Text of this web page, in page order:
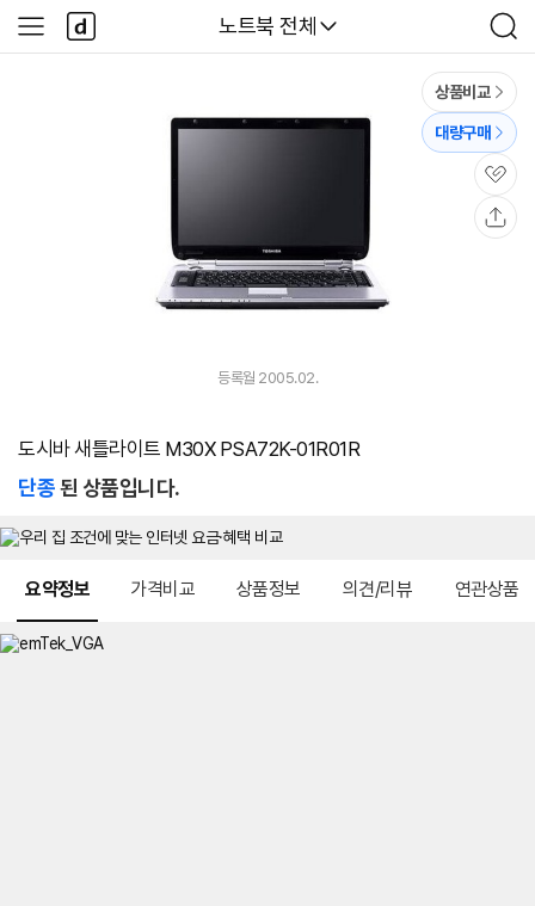
다나와
노트북 전체
검
색
사
이
다
나
와
상품비교
대량구매
관
심
등록월 2005.02.
도시바 새틀라이트 M30X PSA72K-01R01R
단종된 상품입니다.
요약정보 가격비교 상품정보 의견/리뷰 연관상품